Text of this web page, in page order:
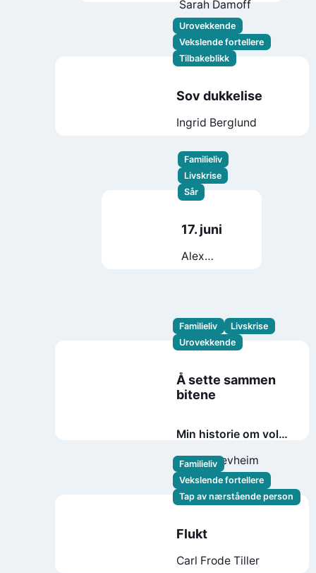
Sarah Damoff
Urovekkende
Vekslende fortellere
Tilbakeblikk
Sov dukkelise
Ingrid Berglund
Familieliv
Livskrise
Sår
17. juni
Alex
Familieliv
Livskrise
Urovekkende
Å sette sammen
bitene
Min historie om vold,
Martin Revheim
Familieliv
Vekslende fortellere
Tap av nærstående person
Flukt
Carl Frode Tiller